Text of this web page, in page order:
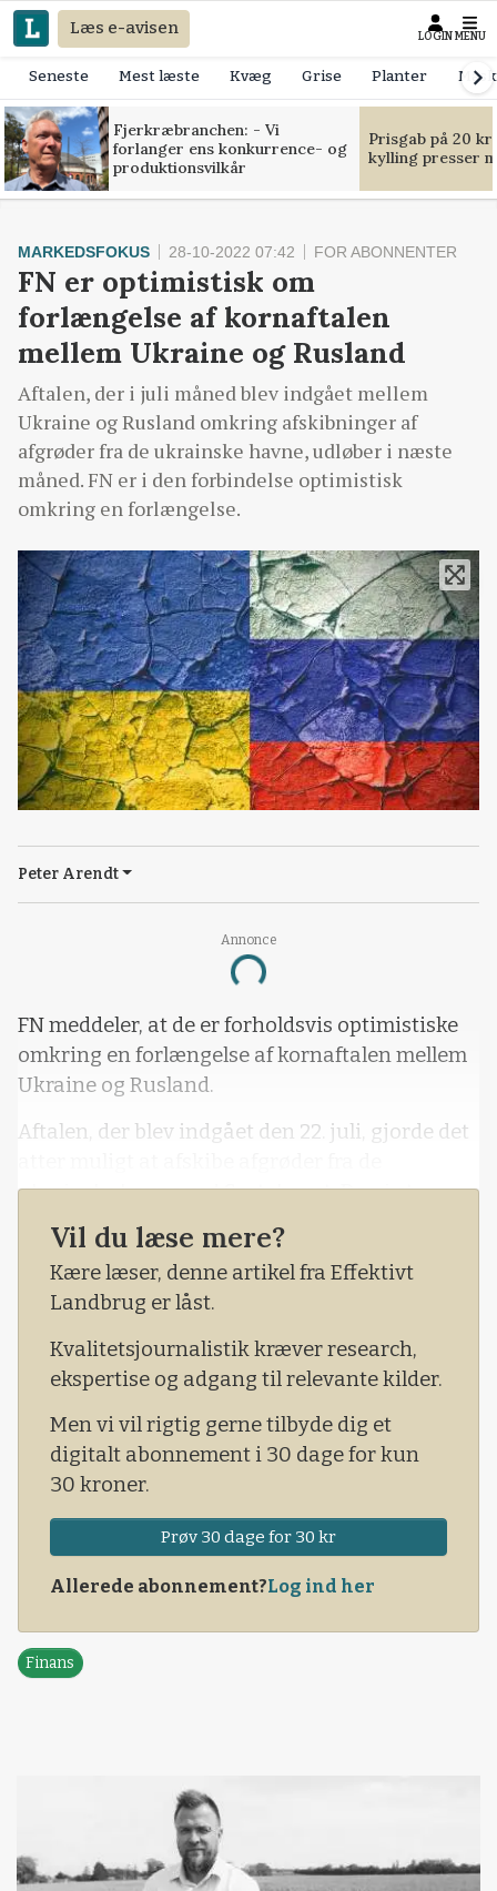
Læs e-avisen LOGIN MENU
Seneste Mest læste Kvæg Grise Planter
Fjerkræbranchen: - Vi
forlanger ens konkurrence- og
produktionsvilkår
Prisgab på 20
kylling presser
Annonce
Loading...
MARKEDSFOKUS 28-10-2022 07:42 FOR ABONNENTER
FN er optimistisk om
forlængelse af kornaftalen
mellem Ukraine og Rusland
Aftalen, der i juli måned blev indgået mellem
Ukraine og Rusland omkring afskibninger af
afgrøder fra de ukrainske havne, udløber i næste
måned. FN er i den forbindelse optimistisk
omkring en forlængelse.
Peter Arendt
FN meddeler, at de er forholdsvis optimistiske
omkring en forlængelse af kornaftalen mellem
Ukraine og Rusland.
Aftalen, der blev indgået den 22. juli, gjorde det
ukrainske havne ved Sortehavet. Dog i et
tempo, der er godt 25 procent under normalen
– det vil sige inden den tragiske russiske
invasion i Ukraine den 24. februar.
Vil du læse mere?
Kære læser, denne artikel fra Effektivt
Landbrug er låst.
Kvalitetsjournalistik kræver research,
ekspertise og adgang til relevante kilder.
Men vi vil rigtig gerne tilbyde dig et
digitalt abonnement i 30 dage for kun
30 kroner.
Prøv 30 dage for 30 kr
Allerede abonnement?Log ind her
Finans